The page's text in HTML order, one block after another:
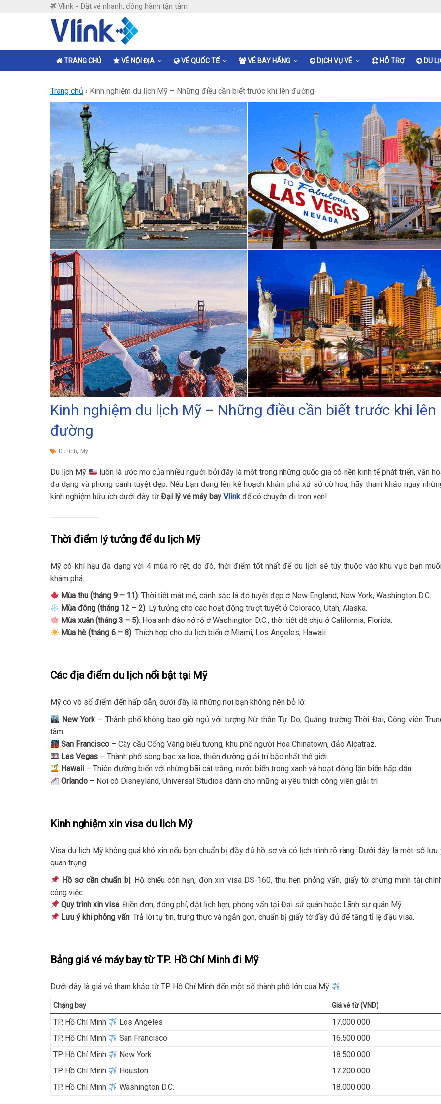
Vlink - Đặt vé nhanh, đồng hành tận tâm
Vlink
Đặt
vé
đồng
hành
tận
tâm
TRANG CHỦ VÉ NỘI ĐỊA VÉ QUỐC TẾ VÉ BAY HÃNG DỊCH VỤ VÉ HỖ TRỢ DU
Trang chủ › Kinh nghiệm du lịch Mỹ – Những điều cần biết trước khi lên đường
Kinh nghiệm du lịch Mỹ – Những điều cần biết trước khi lên
đường
Du lịch, Mỹ
Du lịch Mỹ
luôn là ước mơ của nhiều người bởi đây là một trong những quốc gia có nền kinh tế phát triển, văn
đa dạng và phong cảnh tuyệt đẹp. Nếu bạn đang lên kế hoạch khám phá xứ sở cờ hoa, hãy tham khảo ngay
kinh nghiệm hữu ích dưới đây từ Đại lý vé máy bay Vlinkđể có chuyến đi trọn vẹn!
Thời điểm lý tưởng để du lịch Mỹ
Mỹ có khí hậu đa dạng với 4 mùa rõ rệt, do đó, thời điểm tốt nhất để du lịch sẽ tùy thuộc vào khu vực bạn
khám phá:
Mùa thu (tháng 9 – 11): Thời tiết mát mẻ, cảnh sắc lá đỏ tuyệt đẹp ở New England, New York, Washington D.C.
Mùa đông (tháng 12 – 2): Lý tưởng cho các hoạt động trượt tuyết ở Colorado, Utah, Alaska.
Mùa xuân (tháng 3 – 5): Hoa anh đào nở rộ ở Washington D.C., thời tiết dễ chịu ở California, Florida.
Mùa hè (tháng 6 – 8): Thích hợp cho du lịch biển ở Miami, Los Angeles, Hawaii.
Các địa điểm du lịch nổi bật tại Mỹ
Mỹ có vô số điểm đến hấp dẫn, dưới đây là những nơi bạn không nên bỏ lỡ:
New York– Thành phố không bao giờ ngủ với tượng Nữ thần Tự Do, Quảng trường Thời Đại, Công viên
tâm.
San Francisco – Cây cầu Cổng Vàng biểu tượng, khu phố người Hoa Chinatown, đảo Alcatraz.
Las Vegas – Thành phố sòng bạc xa hoa, thiên đường giải trí bậc nhất thế giới.
Hawaii – Thiên đường biển với những bãi cát trắng, nước biển trong xanh và hoạt động lặn biển hấp dẫn.
Orlando – Nơi có Disneyland, Universal Studios dành cho những ai yêu thích công viên giải trí.
Kinh nghiệm xin visa du lịch Mỹ
Visa du lịch Mỹ không quá khó xin nếu bạn chuẩn bị đầy đủ hồ sơ và có lịch trình rõ ràng. Dưới đây là một số lưu
quan trọng:
Hồ sơ cần chuẩn bị: Hộ chiếu còn hạn, đơn xin visa DS-160, thư hẹn phỏng vấn, giấy tờ chứng minh tài
công việc.
Quy trình xin visa: Điền đơn, đóng phí, đặt lịch hẹn, phỏng vấn tại Đại sứ quán hoặc Lãnh sự quán Mỹ.
Lưu ý khi phỏng vấn: Trả lời tự tin, trung thực và ngắn gọn, chuẩn bị giấy tờ đầy đủ để tăng tỉ lệ đậu visa.
Bảng giá vé máy bay từ TP. Hồ Chí Minh đi Mỹ
Dưới đây là giá vé tham khảo từ TP. Hồ Chí Minh đến một số thành phố lớn của Mỹ :
Chặng bay Giá vé từ (VND)
TP. Hồ Chí Minh Los Angeles
17.000.000
TP. Hồ Chí Minh
San Francisco
16.500.000
TP. Hồ Chí Minh
New York
18.500.000
TP. Hồ Chí Minh
Houston
17.200.000
TP. Hồ Chí Minh
Washington D.C. 18.000.000